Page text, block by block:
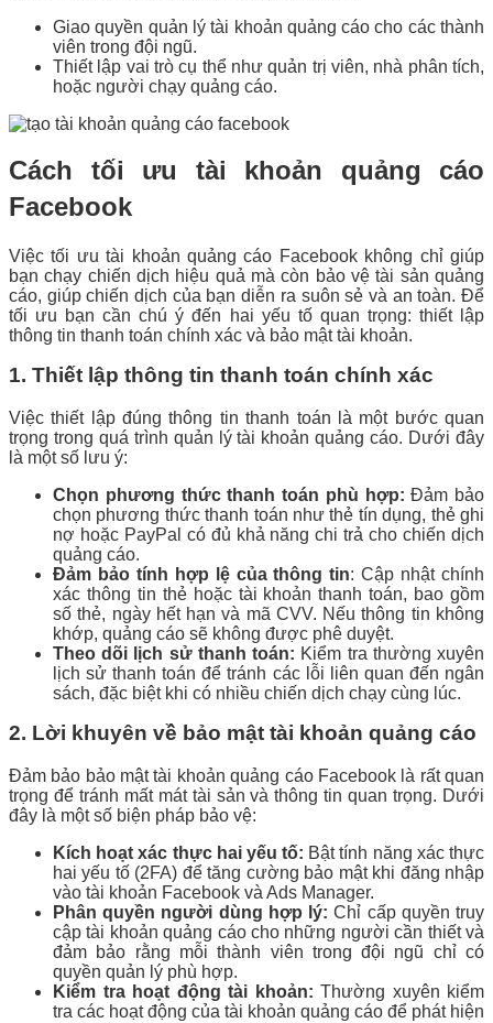
Giao quyền quản lý tài khoản quảng cáo cho các thành
viên trong đội ngũ.
Thiết lập vai trò cụ thể như quản trị viên, nhà phân tích,
hoặc người chạy quảng cáo.
Cách tối ưu tài khoản quảng cáo
Facebook
Việc tối ưu tài khoản quảng cáo Facebook không chỉ giúp
bạn chạy chiến dịch hiệu quả mà còn bảo vệ tài sản quảng
cáo, giúp chiến dịch của bạn diễn ra suôn sẻ và an toàn. Để
tối ưu bạn cần chú ý đến hai yếu tố quan trọng: thiết lập
thông tin thanh toán chính xác và bảo mật tài khoản.
1. Thiết lập thông tin thanh toán chính xác
Việc thiết lập đúng thông tin thanh toán là một bước quan
trọng trong quá trình quản lý tài khoản quảng cáo. Dưới đây
là một số lưu ý:
Chọn phương thức thanh toán phù hợp: Đảm bảo
chọn phương thức thanh toán như thẻ tín dụng, thẻ ghi
nợ hoặc PayPal có đủ khả năng chi trả cho chiến dịch
quảng cáo.
Đảm bảo tính hợp lệ của thông tin: Cập nhật chính
xác thông tin thẻ hoặc tài khoản thanh toán, bao gồm
số thẻ, ngày hết hạn và mã CVV. Nếu thông tin không
khớp, quảng cáo sẽ không được phê duyệt.
Theo dõi lịch sử thanh toán: Kiểm tra thường xuyên
lịch sử thanh toán để tránh các lỗi liên quan đến ngân
sách, đặc biệt khi có nhiều chiến dịch chạy cùng lúc.
2. Lời khuyên về bảo mật tài khoản quảng cáo
Đảm bảo bảo mật tài khoản quảng cáo Facebook là rất quan
trọng để tránh mất mát tài sản và thông tin quan trọng. Dưới
đây là một số biện pháp bảo vệ:
Kích hoạt xác thực hai yếu tố: Bật tính năng xác thực
hai yếu tố (2FA) để tăng cường bảo mật khi đăng nhập
vào tài khoản Facebook và Ads Manager.
Phân quyền người dùng hợp lý: Chỉ cấp quyền truy
cập tài khoản quảng cáo cho những người cần thiết và
đảm bảo rằng mỗi thành viên trong đội ngũ chỉ có
quyền quản lý phù hợp.
Kiểm tra hoạt động tài khoản: Thường xuyên kiểm
tra các hoạt động của tài khoản quảng cáo để phát hiện